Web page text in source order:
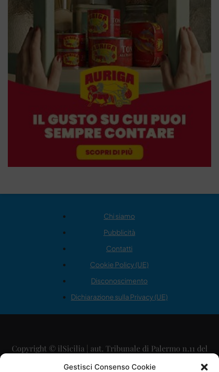
Gestisci Consenso Cookie
Chi siamo
Pubblicità
Contatti
Cookie Policy (UE)
Disconoscimento
Dichiarazione sulla Privacy (UE)
Copyright © ilSicilia | aut. Tribunale di Palermo n.11 del
29/09/2015